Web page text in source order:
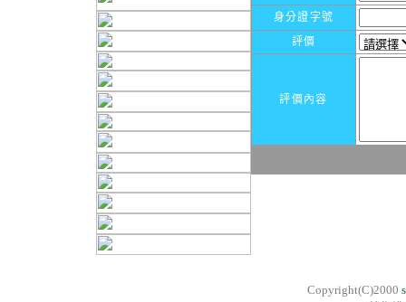
身分證字號
評價
評價內容
Copyright(C)2000